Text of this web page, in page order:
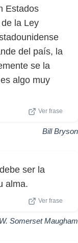
Estados
la Ley
del país, la
se la
algo muy
Ver frase
Bill Bryson
ser la
alma.
Ver frase
W. Somerset Maugham